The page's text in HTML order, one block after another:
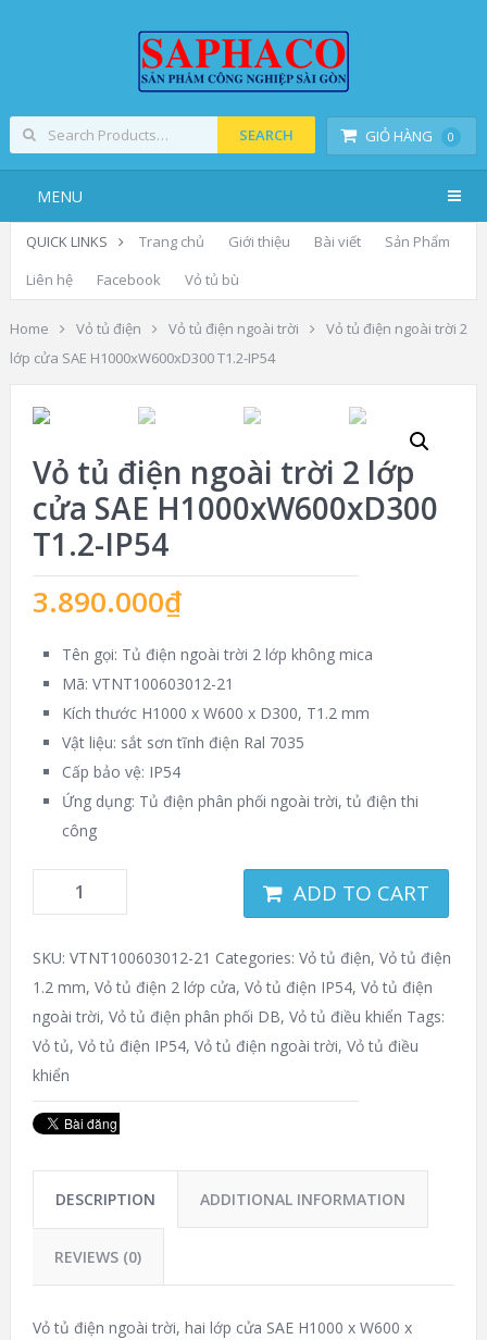
GIỎ HÀNG 0
SEARCH
MENU
QUICK LINKS Trang chủ Giới thiệu Bài viết
Sản Phẩm
Liên hệ
Facebook Vỏ tủ bù
Home Vỏ tủ điện Vỏ tủ điện ngoài trời
Vỏ tủ điện ngoài trời 2
lớp cửa SAE H1000xW600xD300 T1.2-IP54
Vỏ tủ điện ngoài trời 2 lớp
cửa SAE H1000xW600xD300
T1.2-IP54
3.890.000₫
Tên gọi: Tủ điện ngoài trời 2 lớp không mica
Mã: VTNT100603012-21
Kích thước H1000 x W600 x D300, T1.2 mm
Vật liệu: sắt sơn tĩnh điện Ral 7035
Cấp bảo vệ: IP54
Ứng dụng: Tủ điện phân phối ngoài trời, tủ điện thi
công
ADD TO CART
SKU: VTNT100603012-21 Categories: Vỏ tủ điện, Vỏ tủ điện
1.2 mm, Vỏ tủ điện 2 lớp cửa, Vỏ tủ điện IP54, Vỏ tủ điện
ngoài trời, Vỏ tủ điện phân phối DB, Vỏ tủ điều khiển Tags:
Vỏ tủ, Vỏ tủ điện IP54, Vỏ tủ điện ngoài trời, Vỏ tủ điều
khiển
DESCRIPTION ADDITIONAL INFORMATION
REVIEWS (0)
Vỏ tủ điện ngoài trời, hai lớp cửa SAE H1000 x W600 x